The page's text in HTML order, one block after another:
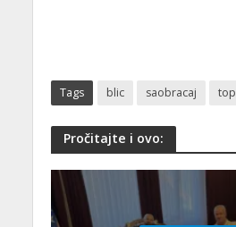
Tags blic saobracaj top
Pročitajte i ovo: